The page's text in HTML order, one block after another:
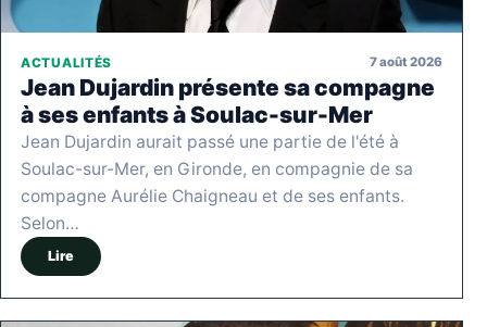
ACTUALITÉS 7 août 2026
Jean Dujardin présente sa compagne
à ses enfants à Soulac-sur-Mer
Jean Dujardin aurait passé une partie de l'été à
Soulac-sur-Mer, en Gironde, en compagnie de sa
compagne Aurélie Chaigneau et de ses enfants.
Selon…
Lire